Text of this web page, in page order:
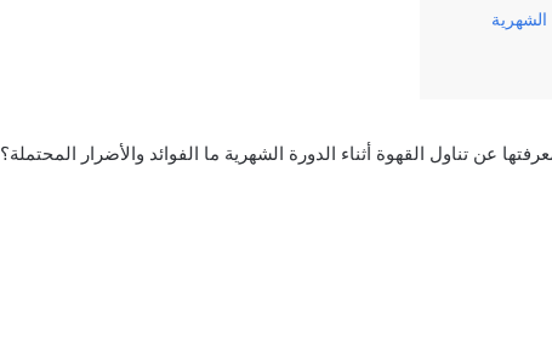
الشهرية
عن تناول القهوة أثناء الدورة الشهرية ما الفوائد والأضرار المحتملة؟